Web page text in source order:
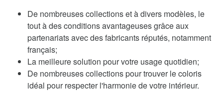
De nombreuses collections et à divers modèles, le
tout à des conditions avantageuses grâce aux
partenariats avec des fabricants réputés, notamment
français;
La meilleure solution pour votre usage quotidien;
De nombreuses collections pour trouver le coloris
idéal pour respecter l'harmonie de votre intérieur.